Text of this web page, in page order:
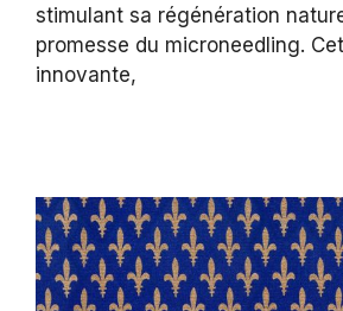
stimulant sa régénération
promesse du microneedling.
innovante,